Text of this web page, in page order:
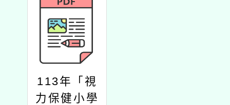
113年「視
力保健小學